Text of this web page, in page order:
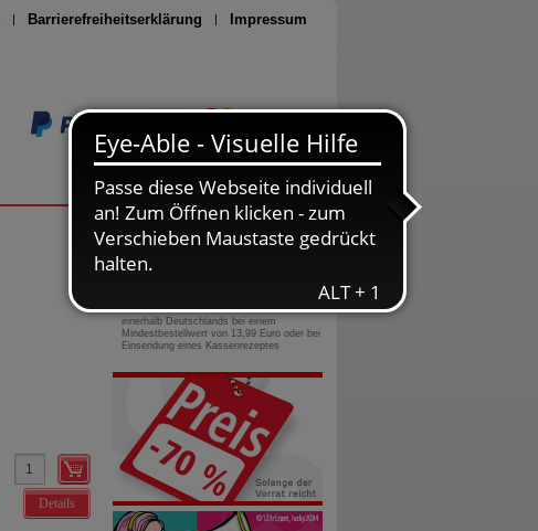
Barrierefreiheitserklärung Impressum
Seite drucken
Details
0800-10 11 422
gebührenfreie Rufnummer
innerhalb Deutschlands bei einem
Mindestbestellwert von 13,99 Euro oder bei
Einsendung eines Kassenrezeptes